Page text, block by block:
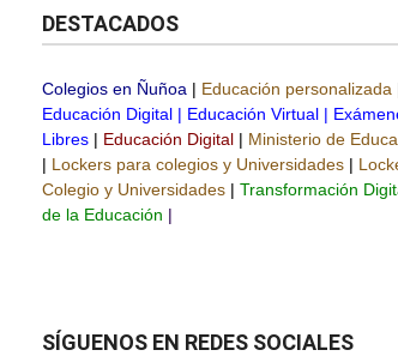
DESTACADOS
Colegios en Ñuñoa | Educación personalizada
Educación Digital | Educación Virtual |
Libres | Educación Digital | Ministerio de
| Lockers para colegios y Universidades |
Colegio y Universidades | Transformación
de la Educación |
SÍGUENOS EN REDES SOCIALES